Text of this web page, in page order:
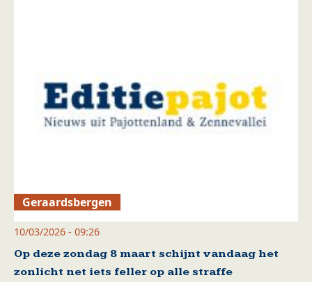
Geraardsbergen
10/03/2026 - 09:26
Op deze zondag 8 maart schijnt vandaag het
zonlicht net iets feller op alle straffe